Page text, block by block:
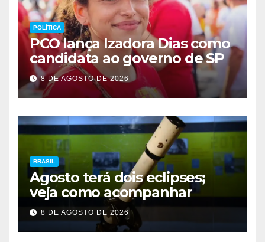
POLÍTICA
PCO lança Izadora Dias como
candidata ao governo de SP
8 DE AGOSTO DE 2026
BRASIL
Agosto terá dois eclipses;
veja como acompanhar
8 DE AGOSTO DE 2026